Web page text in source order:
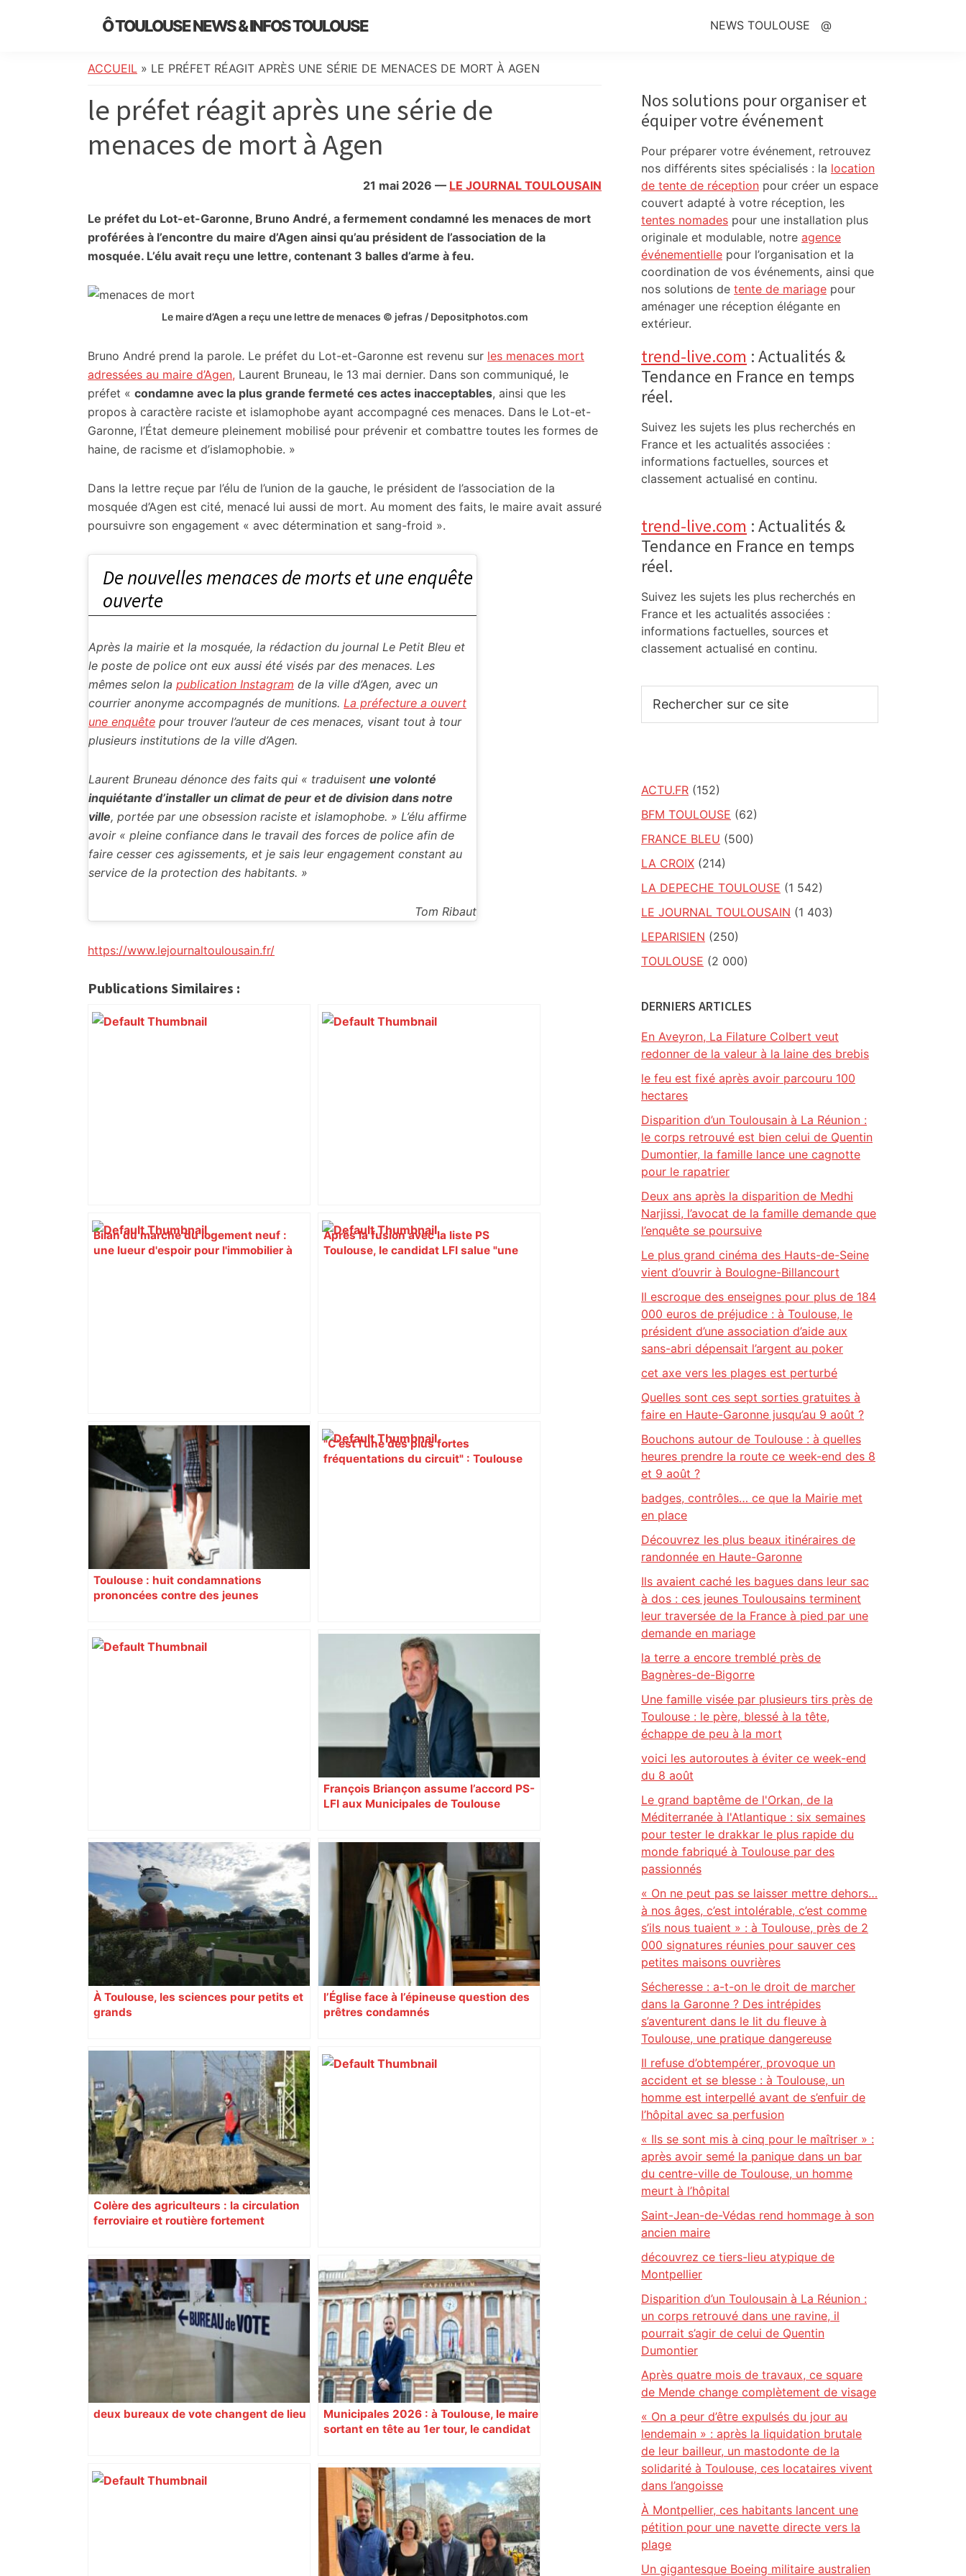
Ô TOULOUSE NEWS & INFOS TOULOUSE
de
toulousaine
:
info
locale,
politique,
météo,
divers
NEWS TOULOUSE @
ACCUEIL » LE PRÉFET RÉAGIT APRÈS UNE SÉRIE DE MENACES DE MORT À AGEN
le préfet réagit après une série de
menaces de mort à Agen
21 mai 2026 — LE JOURNAL TOULOUSAIN
Le préfet du Lot-et-Garonne, Bruno André, a fermement condamné les menaces de mort
proférées à l’encontre du maire d’Agen ainsi qu’au président de l’association de la
mosquée. L’élu avait reçu une lettre, contenant 3 balles d’arme à feu.
Le maire d’Agen a reçu une lettre de menaces © jefras / Depositphotos.com
Bruno André prend la parole. Le préfet du Lot-et-Garonne est revenu sur les menaces mort
adressées au maire d’Agen, Laurent Bruneau, le 13 mai dernier. Dans son communiqué, le
préfet « condamne avec la plus grande fermeté ces actes inacceptables, ainsi que les
propos à caractère raciste et islamophobe ayant accompagné ces menaces. Dans le Lot-et-
Garonne, l’État demeure pleinement mobilisé pour prévenir et combattre toutes les formes de
haine, de racisme et d’islamophobie. »
Dans la lettre reçue par l’élu de l’union de la gauche, le président de l’association de la
mosquée d’Agen est cité, menacé lui aussi de mort. Au moment des faits, le maire avait assuré
poursuivre son engagement « avec détermination et sang-froid ».
De nouvelles menaces de morts et une enquête
ouverte
Après la mairie et la mosquée, la rédaction du journal Le Petit Bleu et
le poste de police ont eux aussi été visés par des menaces. Les
mêmes selon la publication Instagram de la ville d’Agen, avec un
courrier anonyme accompagnés de munitions. La préfecture a ouvert
une enquête pour trouver l’auteur de ces menaces, visant tout à tour
plusieurs institutions de la ville d’Agen.
Laurent Bruneau dénonce des faits qui « traduisent une volonté
inquiétante d’installer un climat de peur et de division dans notre
ville, portée par une obsession raciste et islamophobe. » L’élu affirme
avoir « pleine confiance dans le travail des forces de police afin de
faire cesser ces agissements, et je sais leur engagement constant au
service de la protection des habitants. »
Tom Ribaut
https://www.lejournaltoulousain.fr/
Publications Similaires :
Bilan du marché du logement neuf :
une lueur d'espoir pour l'immobilier à
Après la fusion avec la liste PS
Toulouse, le candidat LFI salue "une
Alliance PS/LFI à Toulouse : Marc
Sztulman claque la porte – RMC
"C’est l’une des plus fortes
fréquentations du circuit" : Toulouse
Toulouse : huit condamnations
prononcées contre des jeunes
ENTRETIEN. Municipales 2026 à
Toulouse : sous le feu des critiques,
Briançon assume son alliance avec
Piquemal, "ce n’est pas un accord de
postes" – ladepeche.fr
L'Argentin Juan Cruz Mallia prolonge à
Toulouse jusqu'en 2029 – L'Équipe
François Briançon assume l’accord PS-
LFI aux Municipales de Toulouse
À Toulouse, les sciences pour petits et
grands
l’Église face à l’épineuse question des
prêtres condamnés
Colère des agriculteurs : la circulation
ferroviaire et routière fortement
Près de Toulouse : dans cette zone
économique, un axe majeur va être
fermé en fin de soirée, voici les
déviations – Actu.fr
deux bureaux de vote changent de lieu
Municipales 2026 : à Toulouse, le maire
sortant en tête au 1er tour, le candidat
Sidebar
Nos solutions pour organiser et
équiper votre événement
Pour préparer votre événement, retrouvez
nos différents sites spécialisés : la location
de tente de réception pour créer un espace
couvert adapté à votre réception, les
tentes nomades pour une installation plus
originale et modulable, notre agence
événementielle pour l’organisation et la
coordination de vos événements, ainsi que
nos solutions de tente de mariage pour
aménager une réception élégante en
extérieur.
trend-live.com : Actualités &
Tendance en France en temps
réel.
Suivez les sujets les plus recherchés en
France et les actualités associées :
informations factuelles, sources et
classement actualisé en continu.
trend-live.com : Actualités &
Tendance en France en temps
réel.
Suivez les sujets les plus recherchés en
France et les actualités associées :
informations factuelles, sources et
classement actualisé en continu.
sur
ACTU.FR (152)
BFM TOULOUSE (62)
FRANCE BLEU (500)
LA CROIX (214)
LA DEPECHE TOULOUSE (1 542)
LE JOURNAL TOULOUSAIN (1 403)
LEPARISIEN (250)
TOULOUSE (2 000)
DERNIERS ARTICLES
En Aveyron, La Filature Colbert veut
redonner de la valeur à la laine des brebis
le feu est fixé après avoir parcouru 100
hectares
Disparition d’un Toulousain à La Réunion :
le corps retrouvé est bien celui de Quentin
Dumontier, la famille lance une cagnotte
pour le rapatrier
Deux ans après la disparition de Medhi
Narjissi, l’avocat de la famille demande que
l’enquête se poursuive
Le plus grand cinéma des Hauts-de-Seine
vient d’ouvrir à Boulogne-Billancourt
Il escroque des enseignes pour plus de 184
000 euros de préjudice : à Toulouse, le
président d’une association d’aide aux
sans-abri dépensait l’argent au poker
cet axe vers les plages est perturbé
Quelles sont ces sept sorties gratuites à
faire en Haute-Garonne jusqu’au 9 août ?
Bouchons autour de Toulouse : à quelles
heures prendre la route ce week-end des 8
et 9 août ?
badges, contrôles… ce que la Mairie met
en place
Découvrez les plus beaux itinéraires de
randonnée en Haute-Garonne
Ils avaient caché les bagues dans leur sac
à dos : ces jeunes Toulousains terminent
leur traversée de la France à pied par une
demande en mariage
la terre a encore tremblé près de
Bagnères-de-Bigorre
Une famille visée par plusieurs tirs près de
Toulouse : le père, blessé à la tête,
échappe de peu à la mort
voici les autoroutes à éviter ce week-end
du 8 août
Le grand baptême de l'Orkan, de la
Méditerranée à l'Atlantique : six semaines
pour tester le drakkar le plus rapide du
monde fabriqué à Toulouse par des
passionnés
« On ne peut pas se laisser mettre dehors…
à nos âges, c’est intolérable, c’est comme
s’ils nous tuaient » : à Toulouse, près de 2
000 signatures réunies pour sauver ces
petites maisons ouvrières
Sécheresse : a-t-on le droit de marcher
dans la Garonne ? Des intrépides
s’aventurent dans le lit du fleuve à
Toulouse, une pratique dangereuse
Il refuse d’obtempérer, provoque un
accident et se blesse : à Toulouse, un
homme est interpellé avant de s’enfuir de
l’hôpital avec sa perfusion
« Ils se sont mis à cinq pour le maîtriser » :
après avoir semé la panique dans un bar
du centre-ville de Toulouse, un homme
meurt à l’hôpital
Saint-Jean-de-Védas rend hommage à son
ancien maire
découvrez ce tiers-lieu atypique de
Montpellier
Disparition d’un Toulousain à La Réunion :
un corps retrouvé dans une ravine, il
pourrait s’agir de celui de Quentin
Dumontier
Après quatre mois de travaux, ce square
de Mende change complètement de visage
« On a peur d’être expulsés du jour au
lendemain » : après la liquidation brutale
de leur bailleur, un mastodonte de la
solidarité à Toulouse, ces locataires vivent
dans l’angoisse
À Montpellier, ces habitants lancent une
pétition pour une navette directe vers la
plage
Un gigantesque Boeing militaire australien